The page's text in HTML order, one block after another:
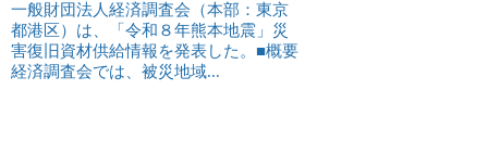
一般財団法人経済調査会（本部：東京
都港区）は、「令和８年熊本地震」災
害復旧資材供給情報を発表した。■概要
経済調査会では、被災地域...